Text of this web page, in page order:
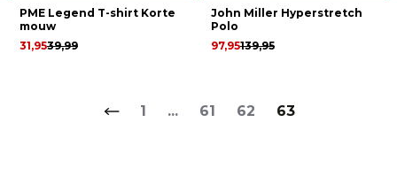
PME Legend T-shirt Korte
mouw
39,99
31,95
John Miller Hyperstretch
Polo
139,95
97,95
1 ... 61 62 63